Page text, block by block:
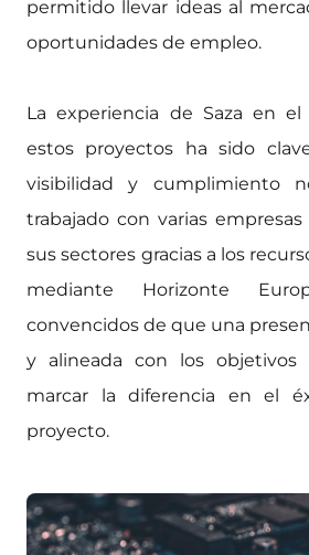
permitido llevar ideas al
oportunidades de empleo.
La experiencia de Saza en
estos proyectos ha sido
visibilidad y cumplimiento
trabajado con varias
sus sectores gracias a los
mediante Horizonte
convencidos de que una
y alineada con los
marcar la diferencia en el
proyecto.